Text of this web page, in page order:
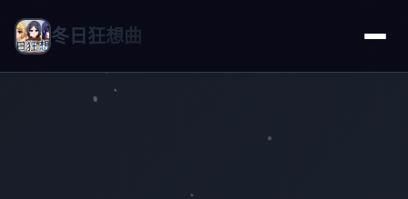
冬日狂想曲